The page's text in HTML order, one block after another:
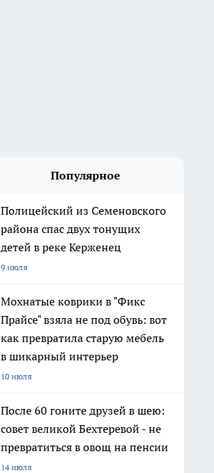
Популярное
Полицейский из Семеновского
района спас двух тонущих
детей в реке Керженец
9 июля
Мохнатые коврики в "Фикс
Прайсе" взяла не под обувь: вот
как превратила старую мебель
в шикарный интерьер
10 июля
После 60 гоните друзей в шею:
совет великой Бехтеревой - не
превратиться в овощ на пенсии
14 июля